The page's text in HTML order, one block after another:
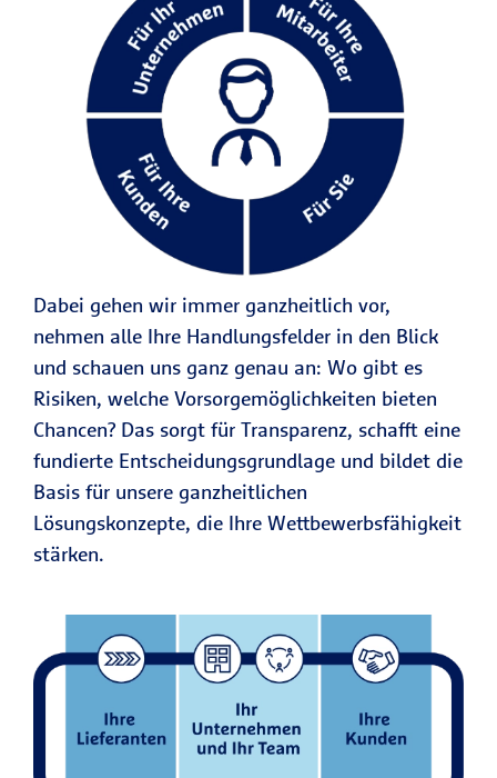
Dabei gehen wir immer ganzheitlich vor,
nehmen alle Ihre Handlungsfelder in den Blick
und schauen uns ganz genau an: Wo gibt es
Risiken, welche Vorsorgemöglichkeiten bieten
Chancen? Das sorgt für Transparenz, schafft eine
fundierte Entscheidungsgrundlage und bildet die
Basis für unsere ganzheitlichen
Lösungskonzepte, die Ihre Wettbewerbsfähigkeit
stärken.